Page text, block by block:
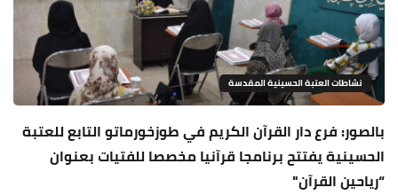
نشاطات العتبة الحسينية المقدسة
بالصور: فرع دار القرآن الكريم في طوزخورماتو التابع للعتبة
الحسينية يفتتح برنامجا قرآنيا مخصصا للفتيات بعنوان
“رياحين القرآن"